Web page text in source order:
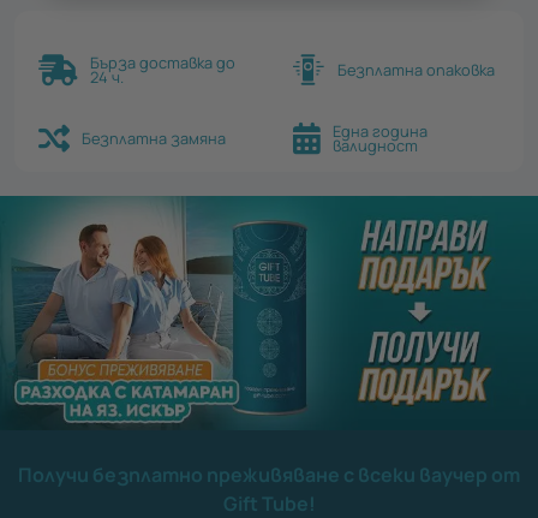
Бърза доставка до
24 ч. Безплатна опаковка
Безплатна замяна Една година
валидност
Получи безплатно преживяване с всеки ваучер от
Gift Tube!